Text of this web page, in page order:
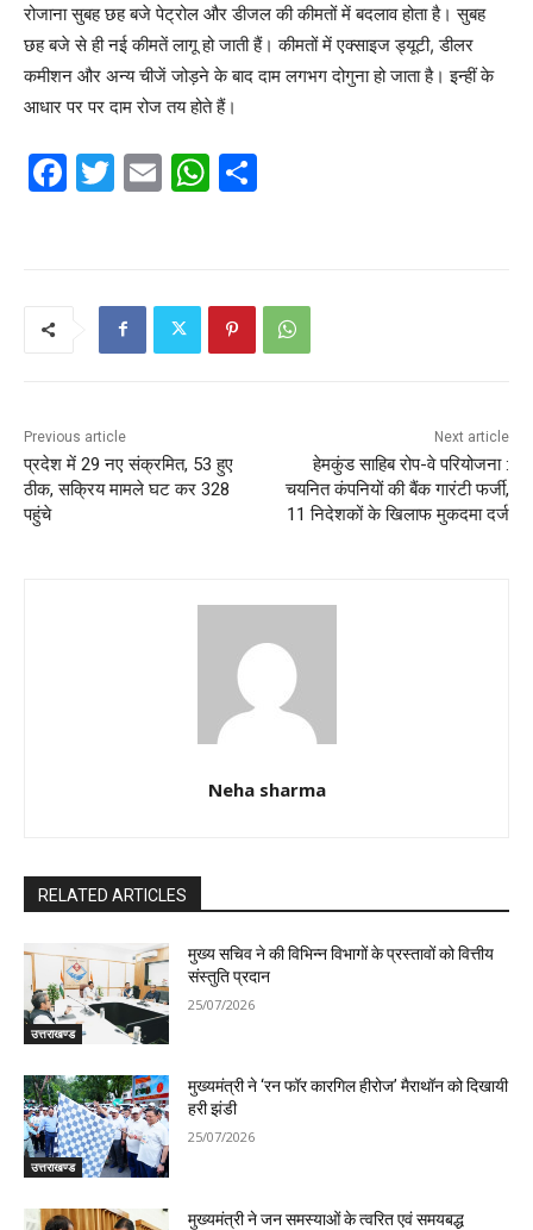
रोजाना सुबह छह बजे पेट्रोल और डीजल की कीमतों में बदलाव होता है। सुबह
छह बजे से ही नई कीमतें लागू हो जाती हैं। कीमतों में एक्साइज ड्यूटी, डीलर
कमीशन और अन्य चीजें जोड़ने के बाद दाम लगभग दोगुना हो जाता है। इन्हीं के
आधार पर पर दाम रोज तय होते हैं।
F
k
T
E
W
A
p
Previous article
प्रदेश में 29 नए संक्रमित, 53 हुए
ठीक, सक्रिय मामले घट कर 328
पहुंचे
Next article
हेमकुंड साहिब रोप-वे परियोजना :
चयनित कंपनियों की बैंक गारंटी फर्जी,
11 निदेशकों के खिलाफ मुकदमा दर्ज
Neha sharma
RELATED ARTICLES
उत्तराखण्ड
मुख्य सचिव ने की विभिन्न विभागों के प्रस्तावों को वित्तीय
संस्तुति प्रदान
25/07/2026
उत्तराखण्ड
मुख्यमंत्री ने ‘रन फॉर कारगिल हीरोज’ मैराथॉन को दिखायी
हरी झंडी
25/07/2026
मुख्यमंत्री ने जन समस्याओं के त्वरित एवं समयबद्ध